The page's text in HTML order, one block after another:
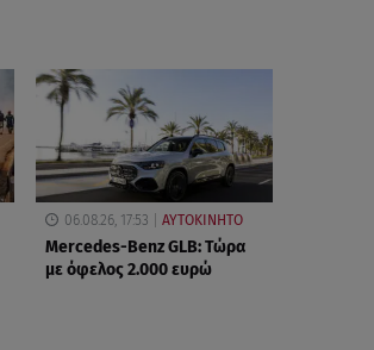
06.08.26, 17:53 ΑΥΤΟΚΙΝΗΤΟ
Mercedes-Benz GLB: Τώρα
με όφελος 2.000 ευρώ